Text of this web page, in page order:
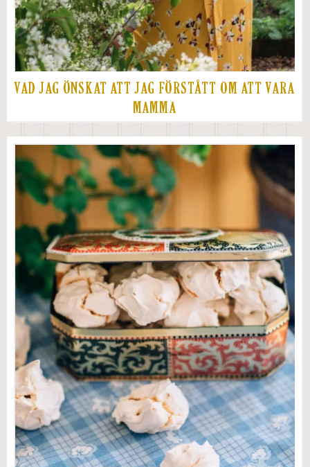
VAD JAG ÖNSKAT ATT JAG FÖRSTÅTT OM ATT VARA
MAMMA